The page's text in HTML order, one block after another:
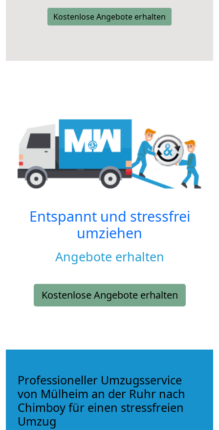
Kostenlose Angebote erhalten
Entspannt und stressfrei
umziehen
Angebote erhalten
Kostenlose Angebote erhalten
Professioneller Umzugsservice
von Mülheim an der Ruhr nach
Chimboy für einen stressfreien
Umzug